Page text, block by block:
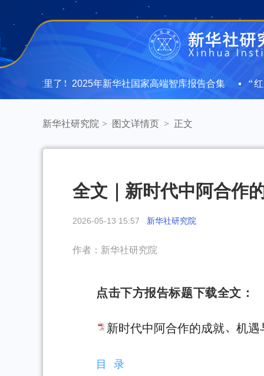
这里了！2025年新华社国家高端智库报告合集 “红厅论坛
新华社研究院 > 图文详情页 > 正文
全文｜新时代中阿合作
2026-05-13 15:57 新华社研究院
作者：新华社研究院
点击下方报告标题下载全文：
新时代中阿合作的成就、机遇
目 录